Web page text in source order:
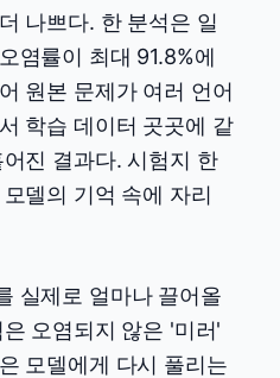
나쁘다. 한 분석은 일
염률이 최대 91.8%에
원본 문제가 여러 언어
학습 데이터 곳곳에 같
진 결과다. 시험지 한
델의 기억 속에 자리
실제로 얼마나 끌어올
오염되지 않은 '미러'
모델에게 다시 풀리는